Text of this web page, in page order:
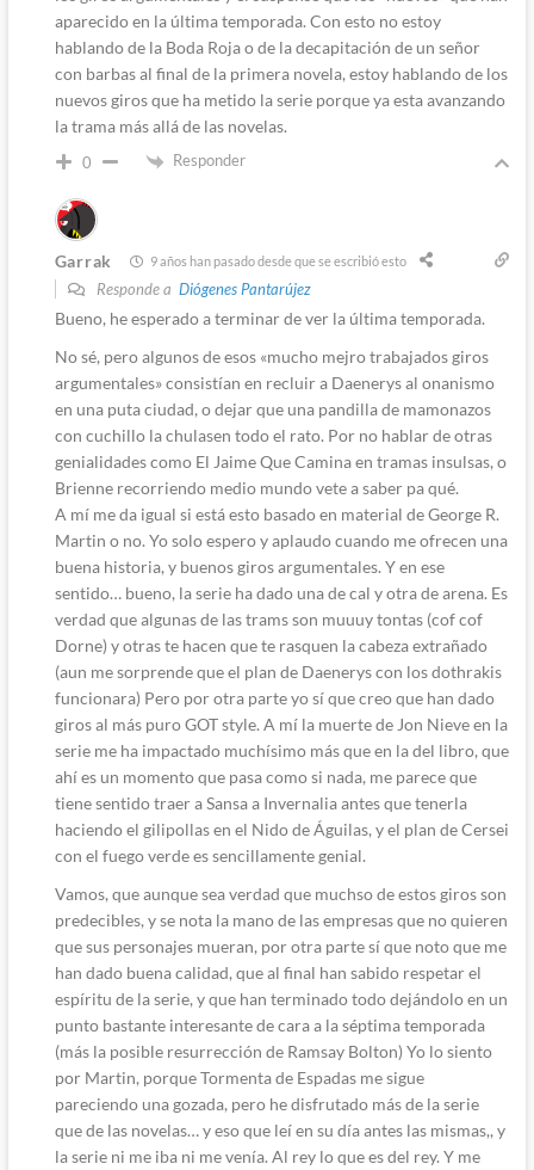
aparecido en la última temporada. Con esto no estoy
hablando de la Boda Roja o de la decapitación de un señor
con barbas al final de la primera novela, estoy hablando de los
nuevos giros que ha metido la serie porque ya esta avanzando
la trama más allá de las novelas.
0 Responder
Garrak 9 años han pasado desde que se escribió esto
Responde a Diógenes Pantarújez
Bueno, he esperado a terminar de ver la última temporada.
No sé, pero algunos de esos «mucho mejro trabajados giros
argumentales» consistían en recluir a Daenerys al onanismo
en una puta ciudad, o dejar que una pandilla de mamonazos
con cuchillo la chulasen todo el rato. Por no hablar de otras
genialidades como El Jaime Que Camina en tramas insulsas, o
Brienne recorriendo medio mundo vete a saber pa qué.
A mí me da igual si está esto basado en material de George R.
Martin o no. Yo solo espero y aplaudo cuando me ofrecen una
buena historia, y buenos giros argumentales. Y en ese
sentido… bueno, la serie ha dado una de cal y otra de arena. Es
verdad que algunas de las trams son muuuy tontas (cof cof
Dorne) y otras te hacen que te rasquen la cabeza extrañado
(aun me sorprende que el plan de Daenerys con los dothrakis
funcionara) Pero por otra parte yo sí que creo que han dado
giros al más puro GOT style. A mí la muerte de Jon Nieve en la
serie me ha impactado muchísimo más que en la del libro, que
ahí es un momento que pasa como si nada, me parece que
tiene sentido traer a Sansa a Invernalia antes que tenerla
haciendo el gilipollas en el Nido de Águilas, y el plan de Cersei
con el fuego verde es sencillamente genial.
Vamos, que aunque sea verdad que muchso de estos giros son
predecibles, y se nota la mano de las empresas que no quieren
que sus personajes mueran, por otra parte sí que noto que me
han dado buena calidad, que al final han sabido respetar el
espíritu de la serie, y que han terminado todo dejándolo en un
punto bastante interesante de cara a la séptima temporada
(más la posible resurrección de Ramsay Bolton) Yo lo siento
por Martin, porque Tormenta de Espadas me sigue
pareciendo una gozada, pero he disfrutado más de la serie
que de las novelas… y eso que leí en su día antes las mismas,, y
la serie ni me iba ni me venía. Al rey lo que es del rey. Y me